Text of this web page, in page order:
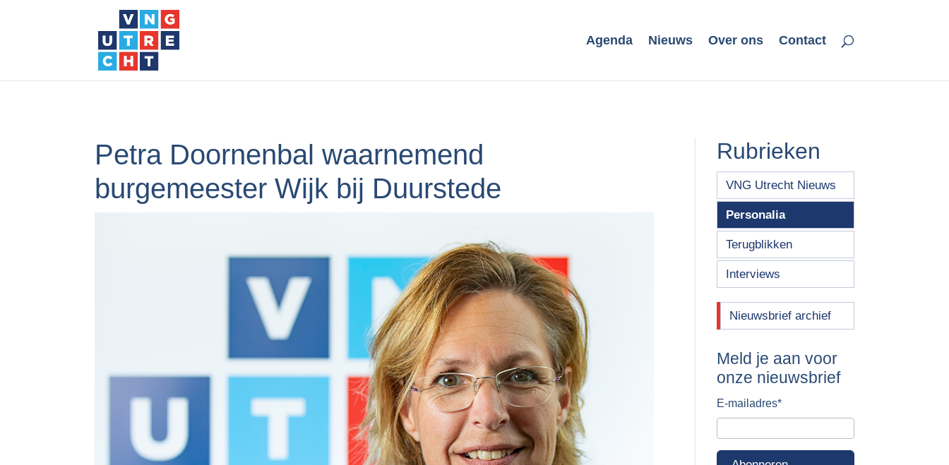
Agenda Nieuws Over ons Contact
Petra Doornenbal waarnemend
burgemeester Wijk bij Duurstede
Rubrieken
VNG Utrecht Nieuws
Personalia
Terugblikken
Interviews
Nieuwsbrief archief
Meld je aan voor
onze nieuwsbrief
E-mailadres*